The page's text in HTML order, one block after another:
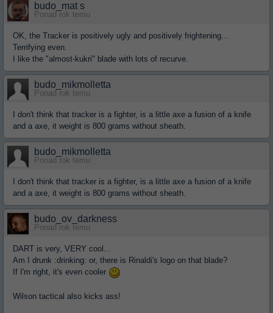
budo_mat s
Ponad rok temu
OK, the Tracker is positively ugly and positively frightening...
Terrifying even.
I like the "almost-kukri" blade with lots of recurve.
budo_mikmolletta
Ponad rok temu
I don't think that tracker is a fighter, is a little axe a fusion of a knife
and a axe, it weight is 800 grams without sheath.
budo_mikmolletta
Ponad rok temu
I don't think that tracker is a fighter, is a little axe a fusion of a knife
and a axe, it weight is 800 grams without sheath.
budo_ov_darkness
Ponad rok temu
DART is very, VERY cool...
Am I drunk :drinking: or, there is Rinaldi's logo on that blade?
If I'm right, it's even cooler
Wilson tactical also kicks ass!